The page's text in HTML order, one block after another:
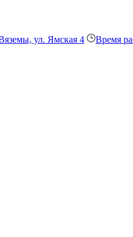
ул. Ямская 4 Время